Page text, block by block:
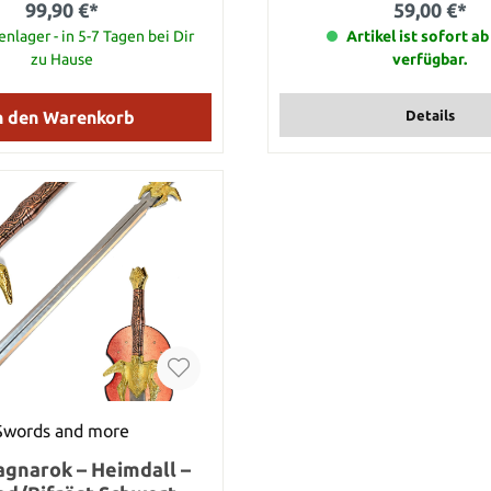
99,90 €*
- in 5-7 Tagen bei Dir
zu Hause
den Warenkorb
zur Hauptstadt des
angekommen, muss er
feststellen, dass die
Vorstellung. Details:
Gesamtlänge mit Scheide:
Klingenlänge: 66,5 cm
Gewicht: 700 g Gewicht mit
59,00 €*
Artikel ist sofort ab
verfügbar.
Details
and more
– Heimdall –